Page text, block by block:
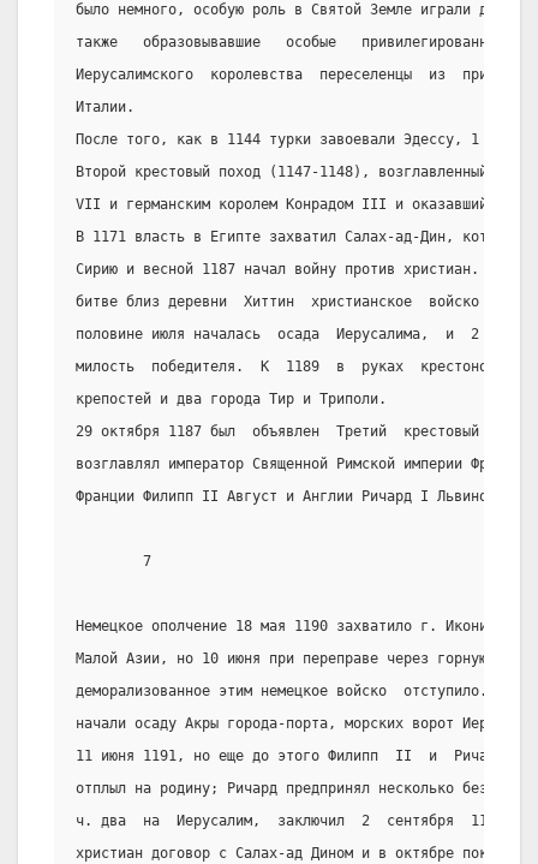
было немного, особую роль в Святой Земле играли
также   образовывавшие   особые   привилегированные
Иерусалимского  королевства  переселенцы  из
Италии.
После того, как в 1144 турки завоевали Эдессу, 1
Второй крестовый поход (1147-1148), возглавленный
VII и германским королем Конрадом III и оказавшийся
В 1171 власть в Египте захватил Салах-ад-Дин, который
Сирию и весной 1187 начал войну против христиан. 4
битве близ деревни  Хиттин  христианское  войско
половине июля началась  осада  Иерусалима,  и  2
милость  победителя.  К  1189  в  руках  крестоносцев
крепостей и два города Тир и Триполи.
29 октября 1187 был  объявлен  Третий  крестовый
возглавлял император Священной Римской империи
Франции Филипп II Август и Англии Ричард I Львиное
        7
Немецкое ополчение 18 мая 1190 захватило г. Иконий
Малой Азии, но 10 июня при переправе через горную
деморализованное этим немецкое войско  отступило.
начали осаду Акры города-порта, морских ворот
11 июня 1191, но еще до этого Филипп  II  и  Ричард
отплыл на родину; Ричард предпринял несколько
ч. два  на  Иерусалим,  заключил  2  сентября  1192
христиан договор с Салах-ад Дином и в октябре покинул